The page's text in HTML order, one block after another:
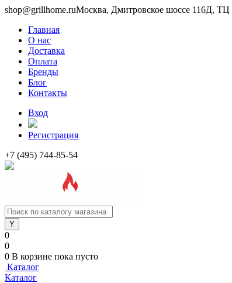
shop@grillhome.ruМосква, Дмитровское шоссе 116Д,
Главная
О нас
Доставка
Оплата
Бренды
Блог
Контакты
Вход
Регистрация
+7 (495) 744-85-54
0
0
0 В корзине пока пусто
Каталог
Каталог